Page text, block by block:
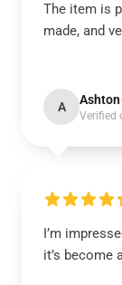
The item is
made, and
A Ashton
Verified
I’m
it’s become